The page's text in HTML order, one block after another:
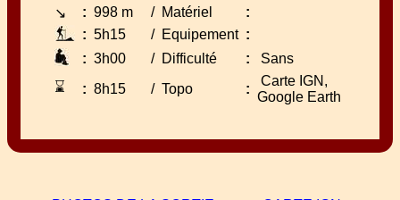
↘
: 998 m / Matériel
:
: 5h15 / Equipement :
: 3h00 / Difficulté :
Sans
⌛
: 8h15 / Topo :
Carte IGN,
Google Earth